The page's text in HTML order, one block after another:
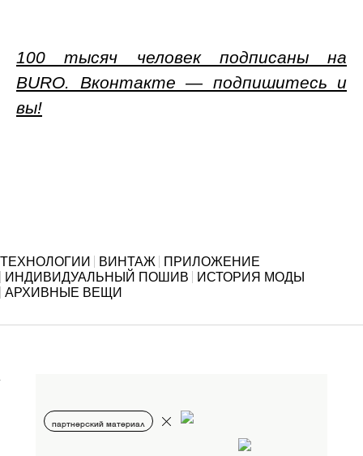
100 тысяч человек подписаны на
BURO. Вконтакте — подпишитесь и
вы!
ТЕХНОЛОГИИ ВИНТАЖ
ПРИЛОЖЕНИЕ
ИНДИВИДУАЛЬНЫЙ ПОШИВ
ИСТОРИЯ МОДЫ
АРХИВНЫЕ ВЕЩИ
партнерский материал